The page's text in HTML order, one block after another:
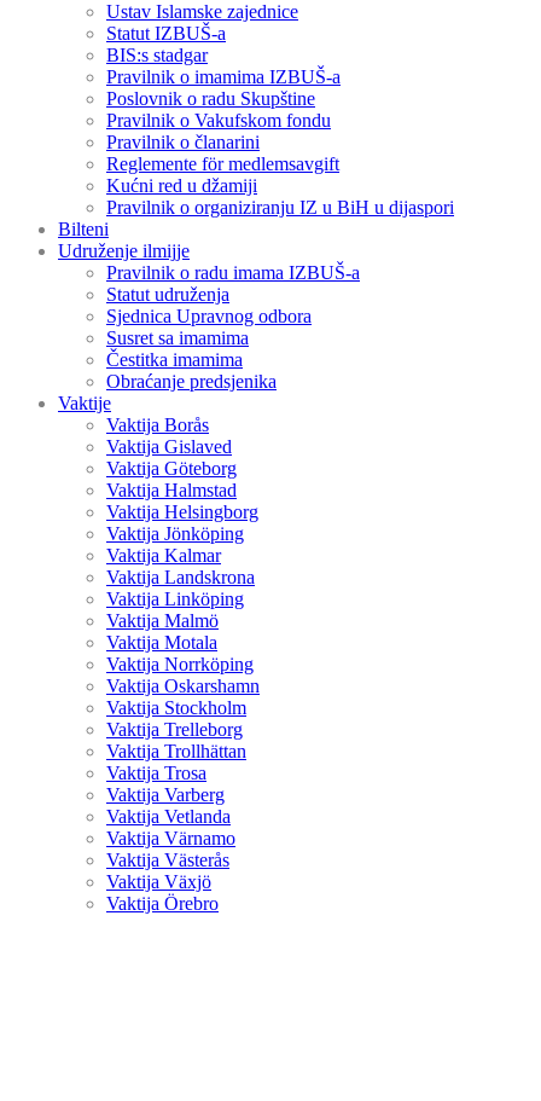
Ustav Islamske zajednice
Statut IZBUŠ-a
BIS:s stadgar
Pravilnik o imamima IZBUŠ-a
Poslovnik o radu Skupštine
Pravilnik o Vakufskom fondu
Pravilnik o članarini
Reglemente för medlemsavgift
Kućni red u džamiji
Pravilnik o organiziranju IZ u BiH u dijaspori
Bilteni
Udruženje ilmijje
Pravilnik o radu imama IZBUŠ-a
Statut udruženja
Sjednica Upravnog odbora
Susret sa imamima
Čestitka imamima
Obraćanje predsjenika
Vaktije
Vaktija Borås
Vaktija Gislaved
Vaktija Göteborg
Vaktija Halmstad
Vaktija Helsingborg
Vaktija Jönköping
Vaktija Kalmar
Vaktija Landskrona
Vaktija Linköping
Vaktija Malmö
Vaktija Motala
Vaktija Norrköping
Vaktija Oskarshamn
Vaktija Stockholm
Vaktija Trelleborg
Vaktija Trollhättan
Vaktija Trosa
Vaktija Varberg
Vaktija Vetlanda
Vaktija Värnamo
Vaktija Västerås
Vaktija Växjö
Vaktija Örebro